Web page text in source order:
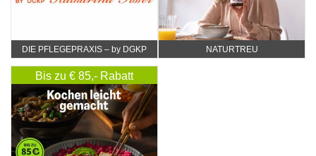
DIE PFLEGEPRAXIS – by DGKP
NATURTREU
Bis zu € 85,- Rabatt